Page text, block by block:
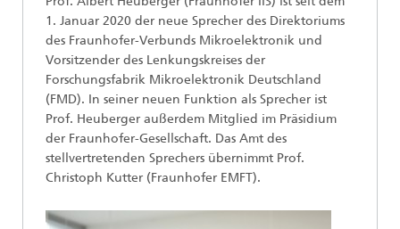
1. Januar 2020 der neue Sprecher des Direktoriums
des Fraunhofer-Verbunds Mikroelektronik und
Vorsitzender des Lenkungskreises der
Forschungsfabrik Mikroelektronik Deutschland
(FMD). In seiner neuen Funktion als Sprecher ist
Prof. Heuberger außerdem Mitglied im Präsidium
der Fraunhofer-Gesellschaft. Das Amt des
stellvertretenden Sprechers übernimmt Prof.
Christoph Kutter (Fraunhofer EMFT).